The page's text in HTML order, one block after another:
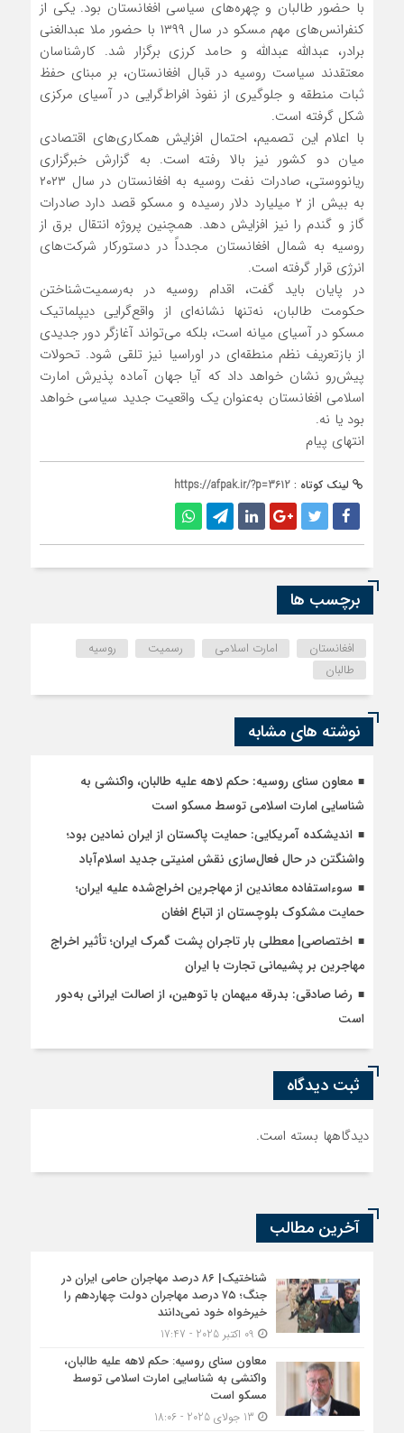
با حضور طالبان و چهره‌های سیاسی افغانستان بود. یکی از
کنفرانس‌های مهم مسکو در سال ۱۳۹۹ با حضور ملا عبدالغنی
برادر، عبدالله عبدالله و حامد کرزی برگزار شد. کارشناسان
معتقدند سیاست روسیه در قبال افغانستان، بر مبنای حفظ
ثبات منطقه و جلوگیری از نفوذ افراط‌گرایی در آسیای مرکزی
شکل گرفته است.
با اعلام این تصمیم، احتمال افزایش همکاری‌های اقتصادی
میان دو کشور نیز بالا رفته است. به گزارش خبرگزاری
ریانووستی، صادرات نفت روسیه به افغانستان در سال ۲۰۲۳
به بیش از ۲ میلیارد دلار رسیده و مسکو قصد دارد صادرات
گاز و گندم را نیز افزایش دهد. همچنین پروژه انتقال برق از
روسیه به شمال افغانستان مجدداً در دستورکار شرکت‌های
انرژی قرار گرفته است.
در پایان باید گفت، اقدام روسیه در به‌رسمیت‌شناختن
حکومت طالبان، نه‌تنها نشانه‌ای از واقع‌گرایی دیپلماتیک
مسکو در آسیای میانه است، بلکه می‌تواند آغازگر دور جدیدی
از بازتعریف نظم منطقه‌ای در اوراسیا نیز تلقی شود. تحولات
پیش‌رو نشان خواهد داد که آیا جهان آماده پذیرش امارت
اسلامی افغانستان به‌عنوان یک واقعیت جدید سیاسی خواهد
بود یا نه.
انتهای پیام
لینک کوتاه : https://afpak.ir/?p=3612
برچسب ها
افغانستان امارت اسلامی رسمیت
روسیه
طالبان
نوشته های مشابه
معاون سنای روسیه: حکم لاهه علیه طالبان، واکنشی به
شناسایی امارت اسلامی توسط مسکو است
اندیشکده آمریکایی: حمایت پاکستان از ایران نمادین بود؛
واشنگتن در حال فعال‌سازی نقش امنیتی جدید اسلام‌آباد
سوءاستفاده معاندین از مهاجرین اخراج‌شده علیه ایران؛
حمایت مشکوک بلوچستان از اتباع افغان
اختصاصی| معطلی بار تاجران پشت گمرک ایران؛ تأثیر اخراج
مهاجرین بر پشیمانی تجارت با ایران
رضا صادقی: بدرقه میهمان با توهین، از اصالت ایرانی به‌دور
است
ثبت دیدگاه
دیدگاهها بسته است.
آخرین مطالب
شناختیک| ۸۶ درصد مهاجران حامی ایران در
جنگ؛ ۷۵ درصد مهاجران دولت چهاردهم را
خیرخواه خود نمی‌دانند
معاون سنای روسیه: حکم لاهه علیه طالبان،
واکنشی به شناسایی امارت اسلامی توسط
مسکو است